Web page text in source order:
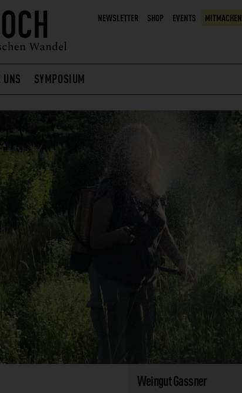
NEWSLETTER SHOP EVENTS MITMACHEN
UNS SYMPOSIUM
Weingut Gassner